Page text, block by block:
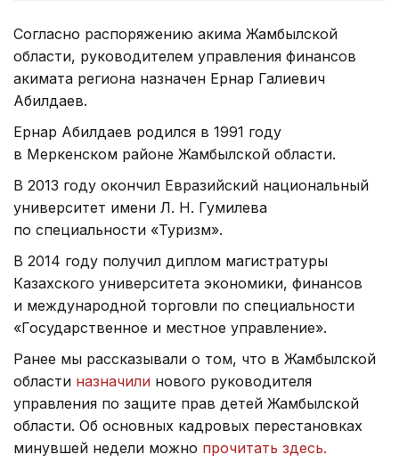
Согласно распоряжению акима Жамбылской
области, руководителем управления финансов
акимата региона назначен Ернар Галиевич
Абилдаев.
Ернар Абилдаев родился в 1991 году
в Меркенском районе Жамбылской области.
В 2013 году окончил Евразийский национальный
университет имени Л. Н. Гумилева
по специальности «Туризм».
В 2014 году получил диплом магистратуры
Казахского университета экономики, финансов
и международной торговли по специальности
«Государственное и местное управление».
Ранее мы рассказывали о том, что в Жамбылской
области назначили нового руководителя
управления по защите прав детей Жамбылской
области. Об основных кадровых перестановках
минувшей недели можно прочитать здесь.